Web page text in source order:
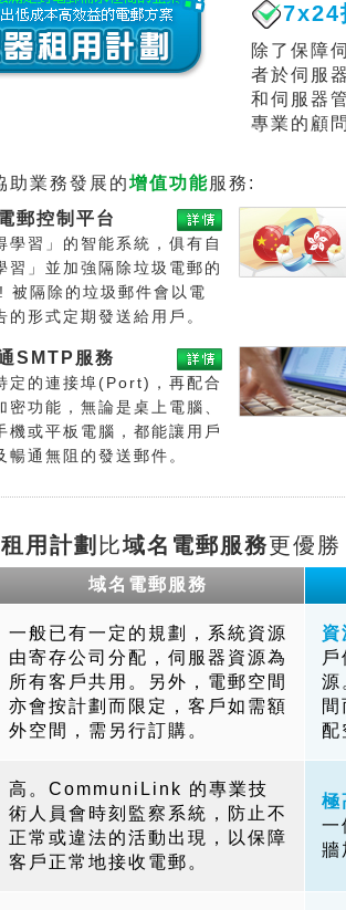
7x24
除了保障
者於伺服
和伺服器
專業的顧
助業務發展的增值功能服務:
郵控制平台
學習」的智能系統，俱有自
習」並加強隔除垃圾電郵的
被隔除的垃圾郵件會以電
的形式定期發送給用戶。
SMTP服務
定的連接埠(Port)，再配合
密功能，無論是桌上電腦、
機或平板電腦，都能讓用戶
暢通無阻的發送郵件。
用計劃 比域名電郵服務更優勝
域名電郵服務
一般已有一定的規劃，系統資源
由寄存公司分配，伺服器資源為
所有客戶共用。另外，電郵空間
亦會按計劃而限定，客戶如需額
外空間，需另行訂購。
資
源
配
高。CommuniLink 的專業技
術人員會時刻監察系統，防止不
正常或違法的活動出現，以保障
客戶正常地接收電郵。
極
一
牆